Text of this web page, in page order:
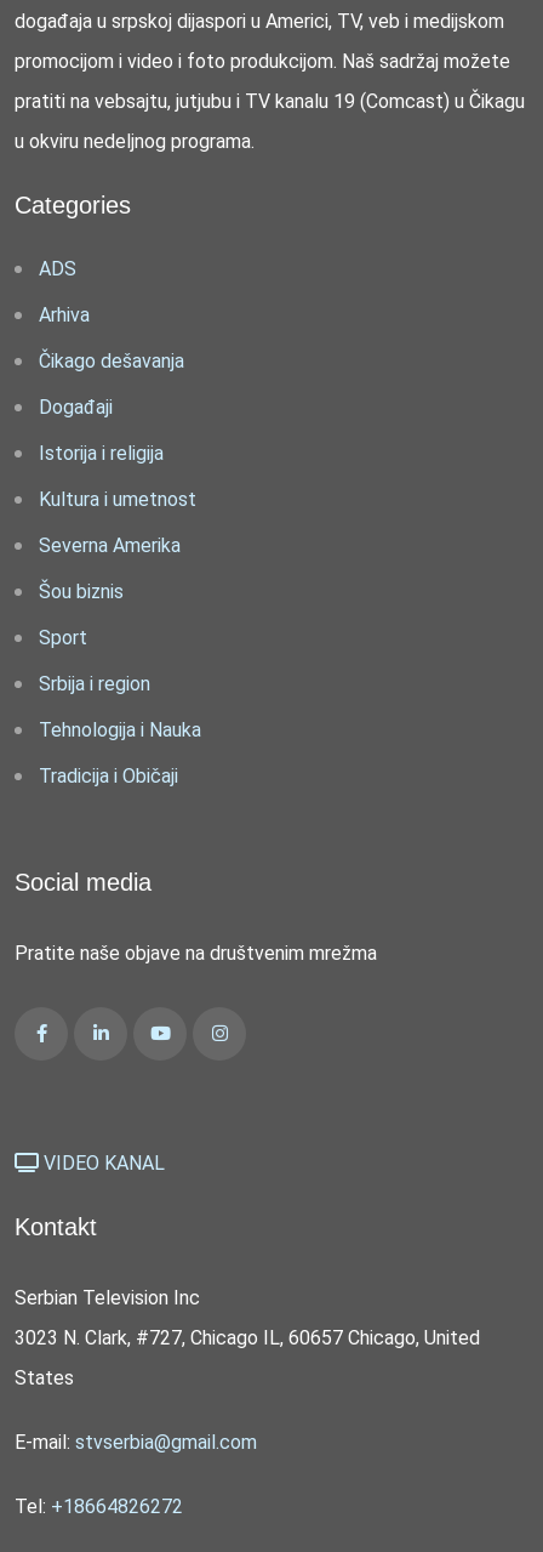
događaja u srpskoj dijaspori u Americi, TV, veb i medijskom
promocijom i video i foto produkcijom. Naš sadržaj možete
pratiti na vebsajtu, jutjubu i TV kanalu 19 (Comcast) u Čikagu
u okviru nedeljnog programa.
Categories
ADS
Arhiva
Čikago dešavanja
Događaji
Istorija i religija
Kultura i umetnost
Severna Amerika
Šou biznis
Sport
Srbija i region
Tehnologija i Nauka
Tradicija i Običaji
Social media
Pratite naše objave na društvenim mrežma
VIDEO KANAL
Kontakt
Serbian Television Inc
3023 N. Clark, #727, Chicago IL, 60657 Chicago, United
States
E-mail: stvserbia@gmail.com
Tel: +18664826272